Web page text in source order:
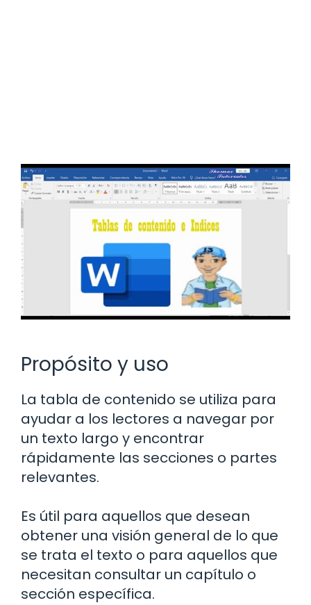
Propósito y uso
La tabla de contenido se utiliza para
ayudar a los lectores a navegar por
un texto largo y encontrar
rápidamente las secciones o partes
relevantes.
Es útil para aquellos que desean
obtener una visión general de lo que
se trata el texto o para aquellos que
necesitan consultar un capítulo o
sección específica.